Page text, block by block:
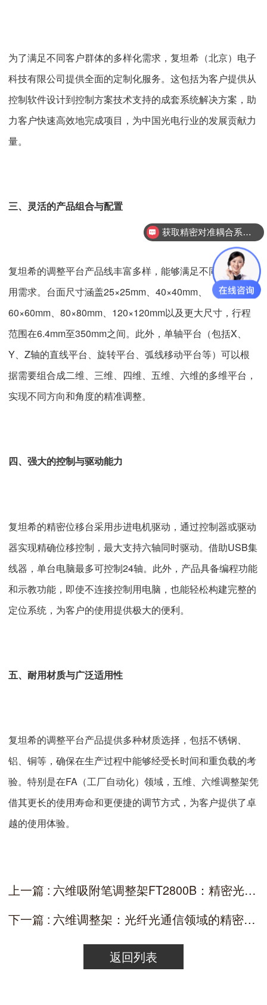
为了满足不同客户群体的多样化需求，复坦希（北京）电子
科技有限公司提供全面的定制化服务。这包括为客户提供从
控制软件设计到控制方案技术支持的成套系统解决方案，助
力客户快速高效地完成项目，为中国光电行业的发展贡献力
量。
三、灵活的产品组合与配置
复坦希的调整平台产品线丰富多样，能够满足不同场景的应
用需求。台面尺寸涵盖25×25mm、40×40mm、
60×60mm、80×80mm、120×120mm以及更大尺寸，行程
范围在6.4mm至350mm之间。此外，单轴平台（包括X、
Y、Z轴的直线平台、旋转平台、弧线移动平台等）可以根
据需要组合成二维、三维、四维、五维、六维的多维平台，
实现不同方向和角度的精准调整。
四、强大的控制与驱动能力
复坦希的精密位移台采用步进电机驱动，通过控制器或驱动
器实现精确位移控制，最大支持六轴同时驱动。借助USB集
线器，单台电脑最多可控制24轴。此外，产品具备编程功能
和示教功能，即使不连接控制用电脑，也能轻松构建完整的
定位系统，为客户的使用提供极大的便利。
五、耐用材质与广泛适用性
复坦希的调整平台产品提供多种材质选择，包括不锈钢、
铝、铜等，确保在生产过程中能够经受长时间和重负载的考
验。特别是在FA（工厂自动化）领域，五维、六维调整架凭
借其更长的使用寿命和更便捷的调节方式，为客户提供了卓
越的使用体验。
上一篇 : 六维吸附笔调整架FT2800B：精密光学调整的利器
下一篇 : 六维调整架：光纤光通信领域的精密调整利器
返回列表
获取精密对准耦合系统技术方案